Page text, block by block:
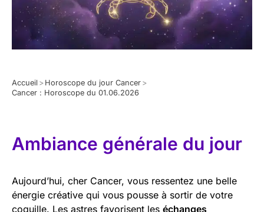
Accueil > Horoscope du jour Cancer >
Cancer : Horoscope du 01.06.2026
Ambiance générale du jour
Aujourd’hui, cher Cancer, vous ressentez une belle
énergie créative qui vous pousse à sortir de votre
coquille. Les astres favorisent les échanges